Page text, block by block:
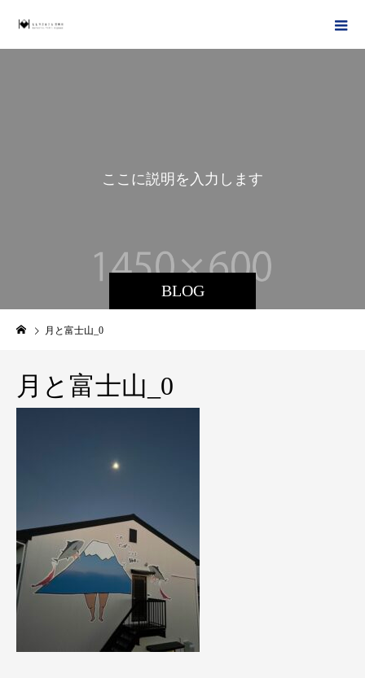
BLOG
ここに説明を入力し ます。
月と富士山_0
月と富士山_0